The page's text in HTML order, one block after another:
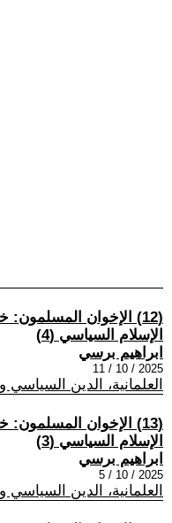
(12) الإخوان
الإسلام السياسي (4)
ابراهيم برسي
2025 / 10 / 11
العلمانية، الدين السياسي
(13) الإخوان
الإسلام السياسي (3)
ابراهيم برسي
2025 / 10 / 5
العلمانية، الدين السياسي